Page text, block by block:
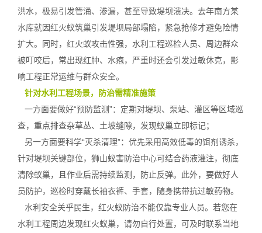
洪水，极易引发管涌、渗漏，甚至导致堤坝溃决。去年南方某
水库就因红火蚁筑巢引发堤坝局部塌陷，紧急抢修才避免险情
扩大。同时，红火蚁攻击性强，水利工程巡检人员、周边群众
被叮咬后，常出现红肿、水疱，严重时还会引发过敏休克，影
响工程正常运维与群众安全。
针对水利工程场景，防治需精准施策
一方面要做好“预防监测”：定期对堤坝、泵站、灌区等区域巡
查，重点排查杂草丛、土坡缝隙，发现蚁巢立即标记；
另一方面要科学“灭杀清理”：优先采用高效低毒的饵剂诱杀，
针对堤坝关键部位，狮山蚁害防治中心可结合药液灌注，彻底
清除蚁巢，且作业后需持续监测，防止反弹。此外，要做好人
员防护，巡检时穿戴长袖衣裤、手套，随身携带抗过敏药物。
水利安全关乎民生，红火蚁防治不能仅靠专业人员。若您在
水利工程周边发现红火蚁巢，请勿自行处置，可及时联系当地